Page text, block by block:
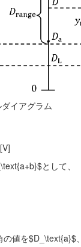
イアグラム
として、
値を